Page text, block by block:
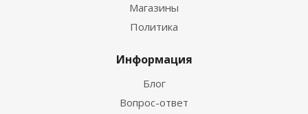
Магазины
Политика
Информация
Блог
Вопрос-ответ